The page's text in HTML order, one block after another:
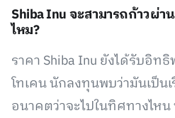
Shiba Inu จะสามารถก้าวผ่า
ไหม?
ราคา Shiba Inu ยังได้รับอิท
โทเคน นักลงทุนพบว่ามันเป็
อนาคตว่าจะไปในทิศทางไห